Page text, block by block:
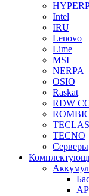
Intel
IRU
Lenovo
Lime
MSI
NERPA
OSIO
Raskat
RDW
TECNO
Серверы